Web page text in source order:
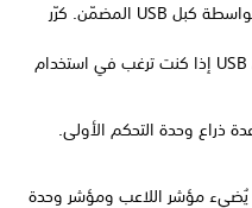
صِل إحدى وحدتَي التحكم بجهازك بواسطة كبل USB المضمّن. كرّر
اكتمل الإقران، ويمكنك فصل كبل USB إذا كنت ترغب في استخدام
يُضيء مؤشر اللاعب ومؤشر وحدة